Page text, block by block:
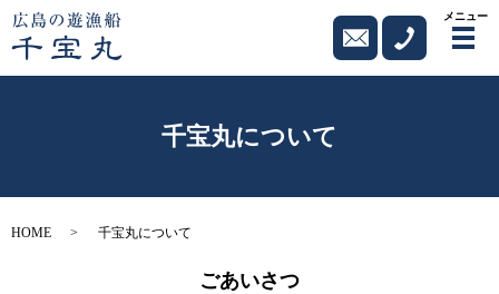
メニュー
メ
千宝丸について
HOME 千宝丸について
ごあいさつ